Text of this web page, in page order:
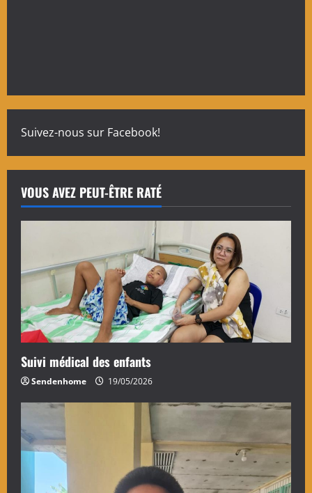
Suivez-nous sur Facebook!
VOUS AVEZ PEUT-ÊTRE RATÉ
Suivi médical des enfants
Sendenhome 19/05/2026